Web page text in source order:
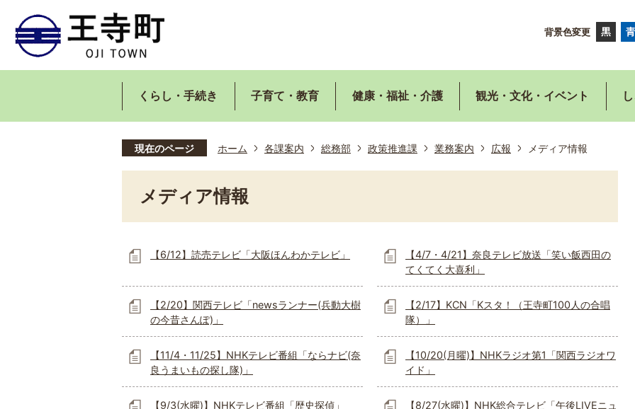
背景色変更
くらし・手続き 子育て・教育 健康・福祉・介護 観光・文化・イベント
現在のページ ホーム 各課案内 総務部 政策推進課 業務案内 広報 メディア情報
メディア情報
【6/12】読売テレビ「大阪ほんわかテレビ」
【4/7・4/21】奈良テレビ放送「笑い飯西田の
てくてく大喜利」
【2/20】関西テレビ「newsランナー(兵動大樹
の今昔さんぽ)」
【2/17】KCN「Kスタ！（王寺町100人の合唱
隊）」
【11/4・11/25】NHKテレビ番組「ならナビ(奈
良うまいもの探し隊)」
【10/20(月曜)】NHKラジオ第1「関西ラジオワ
イド」
【9/3(水曜)】NHKテレビ番組「歴史探偵」
【8/27(水曜)】NHK総合テレビ「午後LIVEニュ